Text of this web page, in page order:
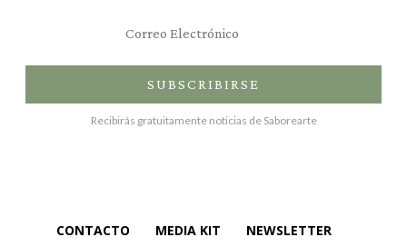
SUBSCRIBIRSE
Recibirás gratuitamente noticias de Saborearte
CONTACTO MEDIA KIT NEWSLETTER